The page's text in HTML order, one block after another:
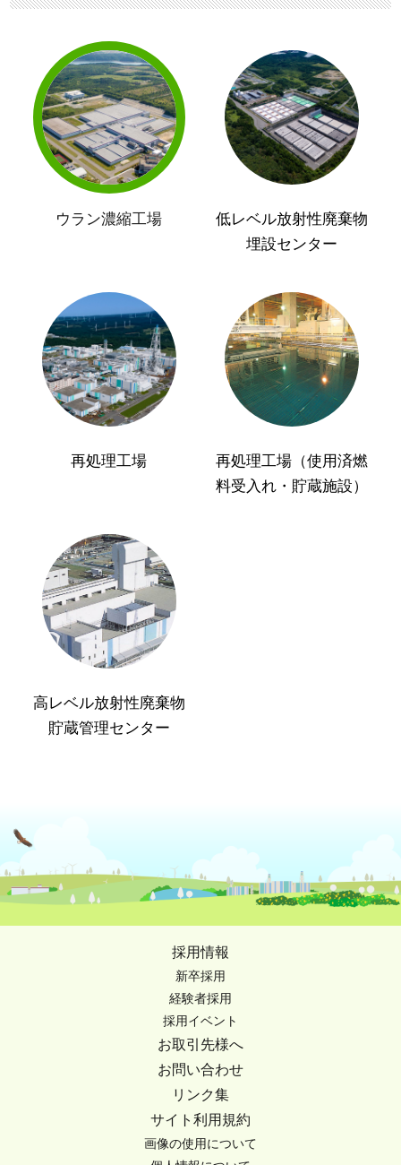
ウラン濃縮工場
低レベル放射性廃棄物
埋設センター
再処理工場
再処理工場（使用済燃
料受入れ・貯蔵施設）
高レベル放射性廃棄物
貯蔵管理センター
採用情報
新卒採用
経験者採用
採用イベント
お取引先様へ
お問い合わせ
リンク集
サイト利用規約
画像の使用について